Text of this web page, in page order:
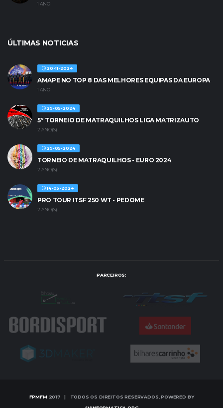
1 ANO
ÚLTIMAS NOTICIAS
20-11-2024
AMAPE NO TOP 8 DAS MELHORES EQUIPAS DA EUROPA
1 ANO
29-05-2024
5º TORNEIO DE MATRAQUILHOS LIGA MATRIZAUTO
2 ANO(S)
29-05-2024
TORNEIO DE MATRAQUILHOS - EURO 2024
2 ANO(S)
14-05-2024
PRO TOUR ITSF 250 WT - PEDOME
2 ANO(S)
PARCEIROS:
FPMFM2017 | TODOS OS DIREITOS RESERVADOS, POWERED BY